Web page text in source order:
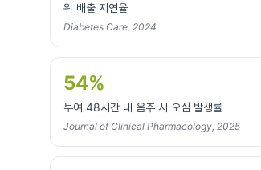
위 배출 지연율
Diabetes Care, 2024
54%
투여 48시간 내 음주 시 오심 발생률
Journal of Clinical Pharmacology, 2025